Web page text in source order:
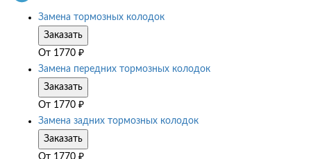
Замена тормозных колодок
Заказать
От 1770 ₽
Замена передних тормозных колодок
Заказать
От 1770 ₽
Замена задних тормозных колодок
Заказать
От 1770 ₽